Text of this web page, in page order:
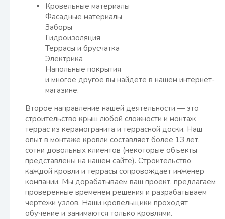
Кровельные материалы
Фасадные материалы
Заборы
Гидроизоляция
Террасы и брусчатка
Электрика
Напольные покрытия
и многое другое вы найдёте в нашем интернет-
магазине.
Второе направление нашей деятельности — это
строительство крыш любой сложности и монтаж
террас из керамогранита и террасной доски. Наш
опыт в монтаже кровли составляет более 13 лет,
сотни довольных клиентов (некоторые объекты
представлены на нашем сайте). Строительство
каждой кровли и террасы сопровождает инженер
компании. Мы дорабатываем ваш проект, предлагаем
проверенные временем решения и разрабатываем
чертежи узлов. Наши кровельщики проходят
обучение и занимаются только кровлями.